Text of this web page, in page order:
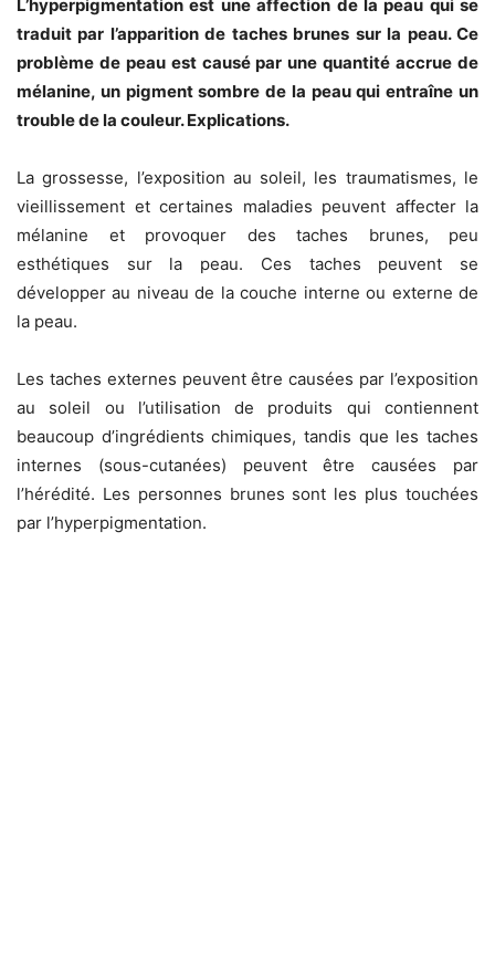
L’hyperpigmentation est une affection de la peau qui se
traduit par l’apparition de taches brunes sur la peau. Ce
problème de peau est causé par une quantité accrue de
mélanine, un pigment sombre de la peau qui entraîne un
trouble de la couleur. Explications.
La grossesse, l’exposition au soleil, les traumatismes, le
vieillissement et certaines maladies peuvent affecter la
mélanine et provoquer des taches brunes, peu
esthétiques sur la peau. Ces taches peuvent se
développer au niveau de la couche interne ou externe de
la peau.
Les taches externes peuvent être causées par l’exposition
au soleil ou l’utilisation de produits qui contiennent
beaucoup d’ingrédients chimiques, tandis que les taches
internes (sous-cutanées) peuvent être causées par
l’hérédité. Les personnes brunes sont les plus touchées
par l’hyperpigmentation.